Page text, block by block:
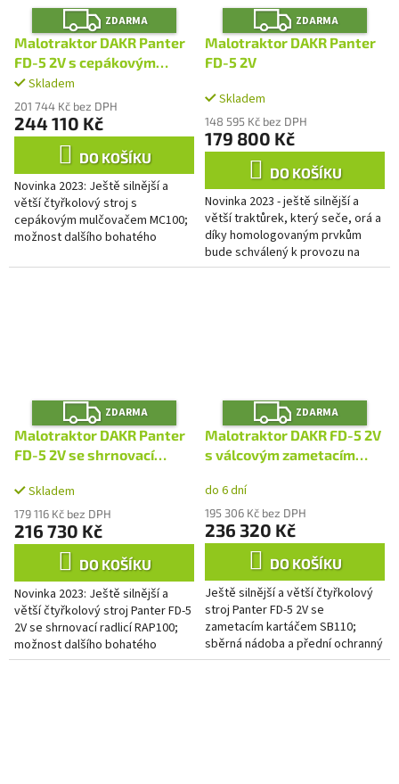
Z
D
A
R
M
ZDARMA
Malotraktor DAKR Panter
FD-5 2V s cepákovým
mulčovačem MC100
Průměrné
hodnocení
produktu
je
z
5
hvězdiček.
Skladem
201 744 Kč bez DPH
244 110 Kč
DO KOŠÍKU
Novinka 2023: Ještě silnější a
větší čtyřkolový stroj s
cepákovým mulčovačem MC100;
možnost dalšího bohatého
Z
D
A
R
ZDARMA
Malotraktor DAKR Panter
FD-5 2V
Skladem
148 595 Kč bez DPH
179 800 Kč
DO KOŠÍKU
Novinka 2023 - ještě silnější a
větší traktůrek, který seče, orá a
díky homologovaným prvkům
bude schválený k provozu na
veřejných komunikacích; max.
Z
D
A
R
M
ZDARMA
Malotraktor DAKR Panter
FD-5 2V se shrnovací
Skladem
179 116 Kč bez DPH
216 730 Kč
DO KOŠÍKU
Novinka 2023: Ještě silnější a
větší čtyřkolový stroj Panter FD-5
2V se shrnovací radlicí RAP100;
možnost dalšího bohatého
příslušenství
Z
D
A
R
M
ZDARMA
Malotraktor DAKR FD-5 2V
s válcovým zametacím
do 6 dní
195 306 Kč bez DPH
236 320 Kč
DO KOŠÍKU
Ještě silnější a větší čtyřkolový
stroj Panter FD-5 2V se
zametacím kartáčem SB110;
sběrná nádoba a přední ochranný
štít jako zvláštní příslušenství